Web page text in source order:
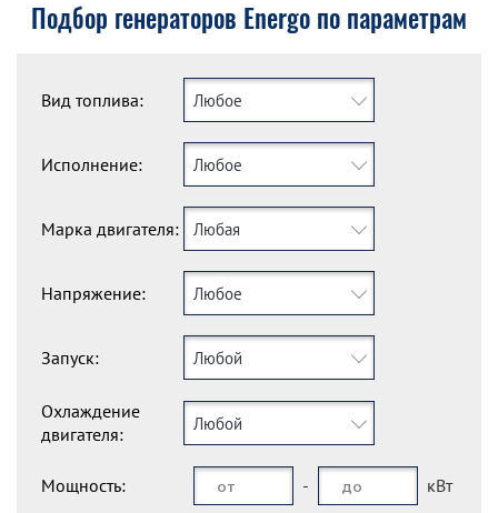
Подбор генераторов Energo по параметрам
Вид топлива: Любое
Исполнение: Любое
Марка двигателя: Любая
Напряжение: Любое
Запуск: Любой
Охлаждение
двигателя:
Любой
Мощность: - кВт